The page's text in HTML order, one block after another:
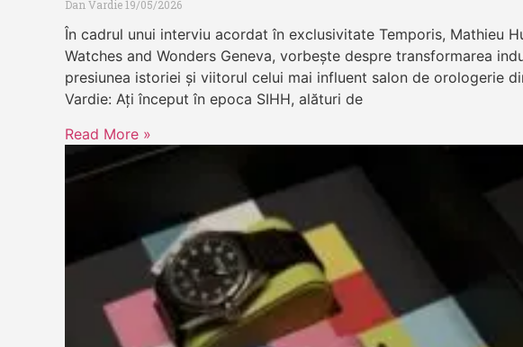
Dan Vardie19/05/2026
În cadrul unui interviu acordat în exclusivitate Temporis, Mathieu
Watches and Wonders Geneva, vorbește despre transformarea
presiunea istoriei și viitorul celui mai influent salon de orologerie
Vardie: Ați început în epoca SIHH, alături de
Read More »